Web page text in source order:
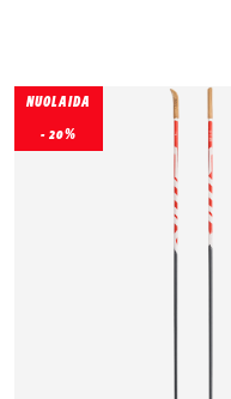
NUOLAIDA
- 20%